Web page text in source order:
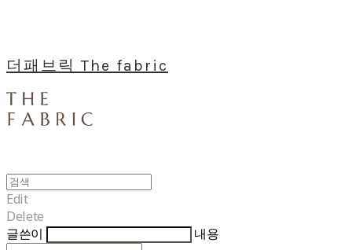
더패브릭 The fabric
Edit
Delete
글쓴이
내용